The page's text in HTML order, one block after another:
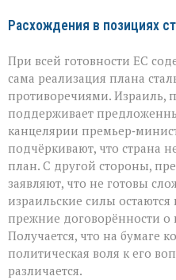
Расхождения в позициях
При всей готовности ЕС
сама реализация плана
противоречиями.
поддерживает
канцелярии
подчёркивают, что страна
план. С другой стороны,
заявляют, что не готовы
израильские силы
прежние договорённости
Получается, что на бумаге
политическая воля к его
различается.